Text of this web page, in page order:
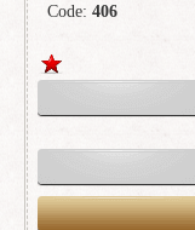
Code: 406